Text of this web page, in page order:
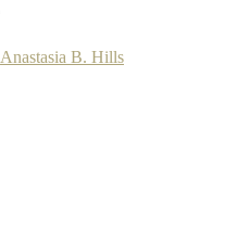
Anastasia B. Hills